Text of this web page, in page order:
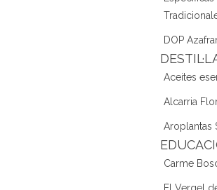
DOP
Aceites
Alcarria
Aroplantas
Carme